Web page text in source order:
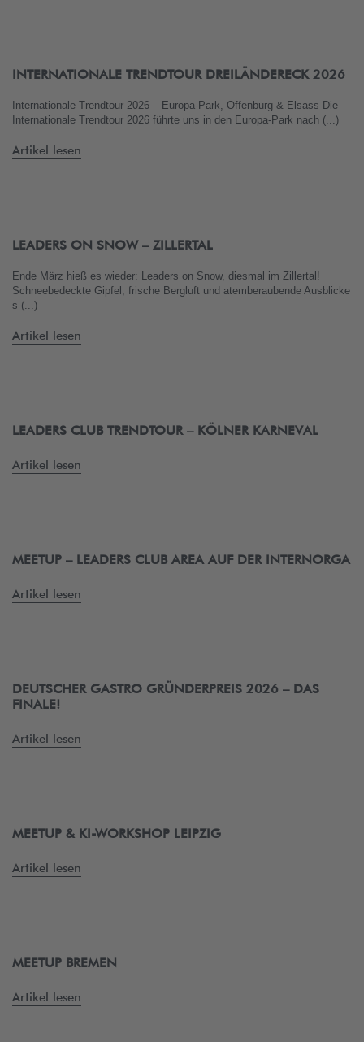
INTERNATIONALE TRENDTOUR DREILÄNDERECK 2026
Internationale Trendtour 2026 – Europa-Park, Offenburg & Elsass Die
Internationale Trendtour 2026 führte uns in den Europa-Park nach (...)
Artikel lesen
LEADERS ON SNOW – ZILLERTAL
Ende März hieß es wieder: Leaders on Snow, diesmal im Zillertal!
Schneebedeckte Gipfel, frische Bergluft und atemberaubende Ausblicke
s (...)
Artikel lesen
LEADERS CLUB TRENDTOUR – KÖLNER KARNEVAL
Artikel lesen
MEETUP – LEADERS CLUB AREA AUF DER INTERNORGA
Artikel lesen
DEUTSCHER GASTRO GRÜNDERPREIS 2026 – DAS
FINALE!
Artikel lesen
MEETUP & KI-WORKSHOP LEIPZIG
Artikel lesen
MEETUP BREMEN
Artikel lesen